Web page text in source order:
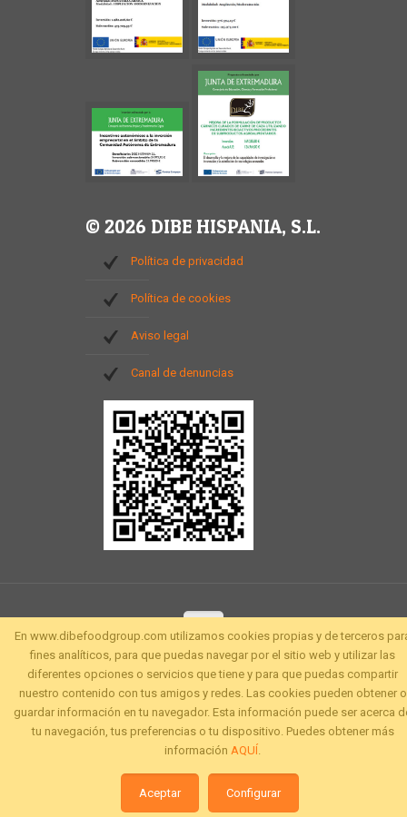
© 2026 DIBE HISPANIA, S.L.
Política de privacidad
Política de cookies
Aviso legal
Canal de denuncias
En www.dibefoodgroup.com utilizamos cookies propias y de terceros
fines analíticos, para que puedas navegar por el sitio web y utilizar las
diferentes opciones o servicios que tiene y para que puedas compartir
nuestro contenido con tus amigos y redes. Las cookies pueden obtener o
guardar información en tu navegador. Esta información puede ser acerca
tu navegación, tus preferencias o tu dispositivo. Puedes obtener más
información AQUÍ.
Aceptar Configurar